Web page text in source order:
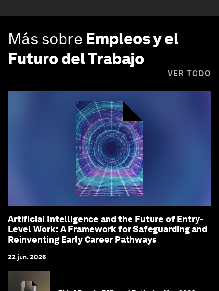
Más sobre Empleos y el
Futuro del Trabajo
VER TODO
Artificial Intelligence and the Future of Entry-
Level Work: A Framework for Safeguarding and
Reinventing Early Career Pathways
22 jun. 2026